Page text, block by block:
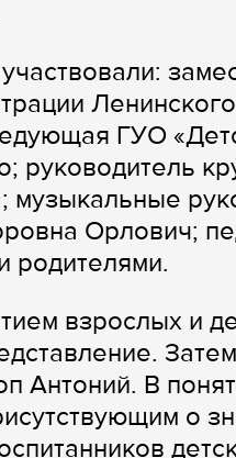
ГУО
руководитель
музыкальные
Орлович;
родителями.
взрослых и
Антоний. В
о